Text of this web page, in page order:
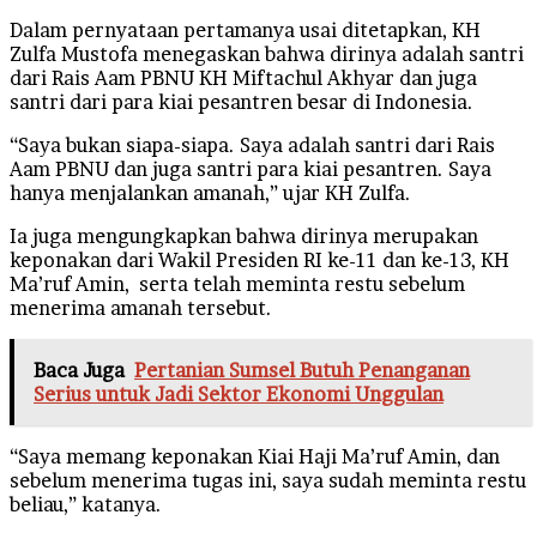
Dalam pernyataan pertamanya usai ditetapkan, KH
Zulfa Mustofa menegaskan bahwa dirinya adalah santri
dari Rais Aam PBNU KH Miftachul Akhyar dan juga
santri dari para kiai pesantren besar di Indonesia.
“Saya bukan siapa-siapa. Saya adalah santri dari Rais
Aam PBNU dan juga santri para kiai pesantren. Saya
hanya menjalankan amanah,” ujar KH Zulfa.
Ia juga mengungkapkan bahwa dirinya merupakan
keponakan dari Wakil Presiden RI ke-11 dan ke-13, KH
Ma’ruf Amin, serta telah meminta restu sebelum
menerima amanah tersebut.
Baca Juga Pertanian Sumsel Butuh Penanganan
Serius untuk Jadi Sektor Ekonomi Unggulan
“Saya memang keponakan Kiai Haji Ma’ruf Amin, dan
sebelum menerima tugas ini, saya sudah meminta restu
beliau,” katanya.